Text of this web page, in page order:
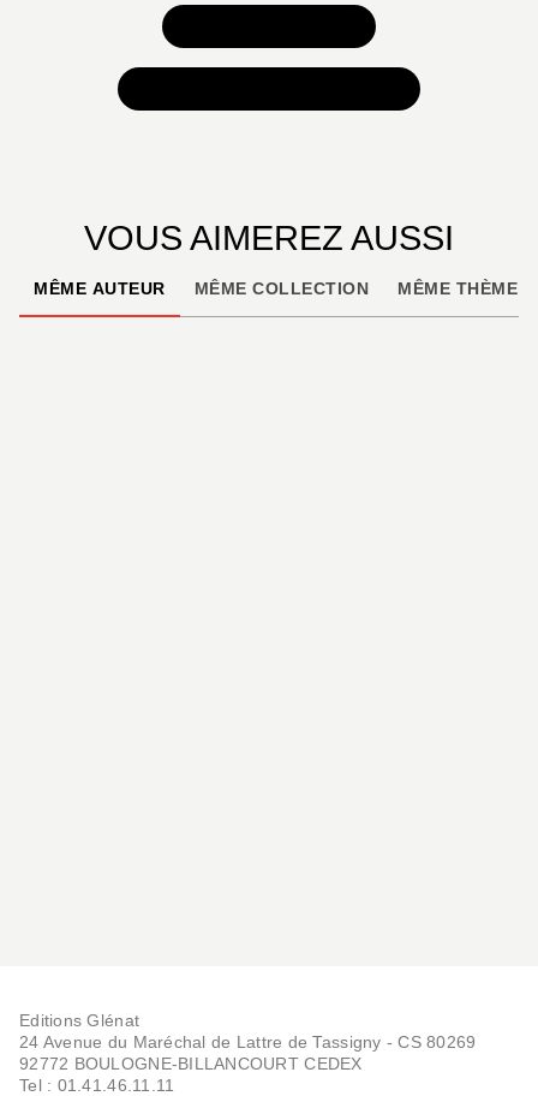
VOUS AIMEREZ AUSSI
MÊME AUTEUR MÊME COLLECTION MÊME THÈME
Editions Glénat
24 Avenue du Maréchal de Lattre de Tassigny - CS 80269
92772 BOULOGNE-BILLANCOURT CEDEX
Tel : 01.41.46.11.11